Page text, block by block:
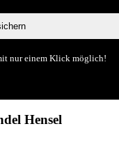
nur einem Klick möglich!
Hensel